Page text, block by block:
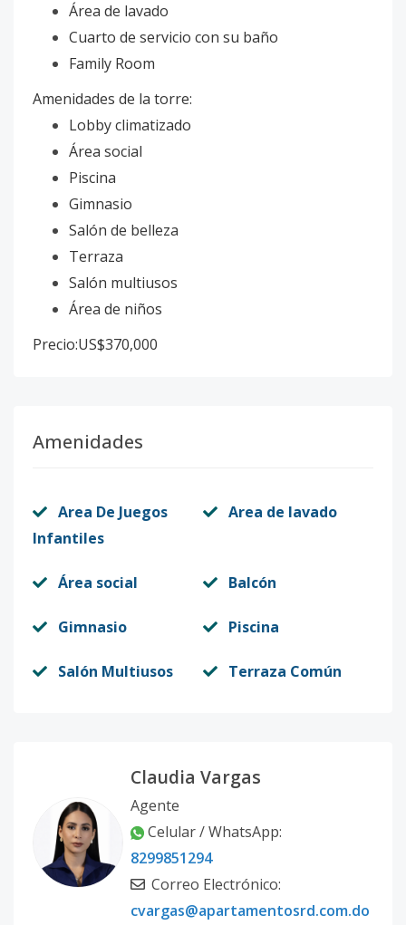
Área de lavado
Cuarto de servicio con su baño
Family Room
Amenidades de la torre:
Lobby climatizado
Área social
Piscina
Gimnasio
Salón de belleza
Terraza
Salón multiusos
Área de niños
Precio:US$370,000
Amenidades
Area De Juegos
Infantiles
Area de lavado
Área social Balcón
Gimnasio Piscina
Salón Multiusos Terraza Común
Claudia Vargas
Agente
Celular / WhatsApp:
8299851294
Correo Electrónico:
cvargas@apartamentosrd.com.do